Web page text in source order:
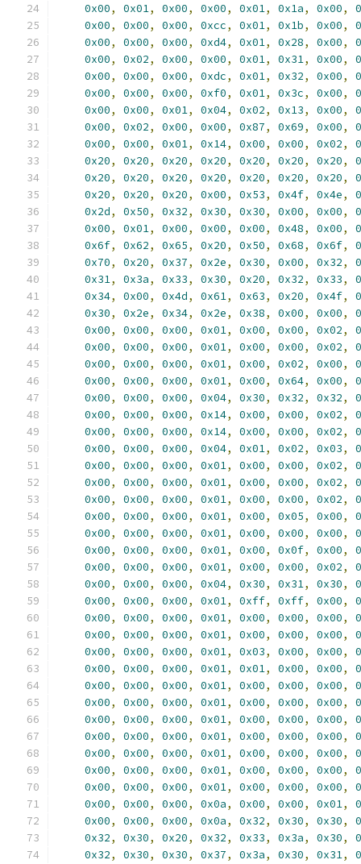
0x00, 0x01, 0x00, 0x00, 0x01, 0x1a, 0x00,
0x00, 0x00, 0x00, 0xcc, 0x01, 0x1b, 0x00,
0x00, 0x00, 0x00, 0xd4, 0x01, 0x28, 0x00,
0x00, 0x02, 0x00, 0x00, 0x01, 0x31, 0x00,
0x00, 0x00, 0x00, 0xdc, 0x01, 0x32, 0x00,
0x00, 0x00, 0x00, 0xf0, 0x01, 0x3c, 0x00,
0x00, 0x00, 0x01, 0x04, 0x02, 0x13, 0x00,
0x00, 0x02, 0x00, 0x00, 0x87, 0x69, 0x00,
0x00, 0x00, 0x01, 0x14, 0x00, 0x00, 0x02,
0x20, 0x20, 0x20, 0x20, 0x20, 0x20, 0x20,
0x20, 0x20, 0x20, 0x20, 0x20, 0x20, 0x20,
0x20, 0x20, 0x20, 0x00, 0x53, 0x4f, 0x4e,
0x2d, 0x50, 0x32, 0x30, 0x30, 0x00, 0x00,
0x00, 0x01, 0x00, 0x00, 0x00, 0x48, 0x00,
0x6f, 0x62, 0x65, 0x20, 0x50, 0x68, 0x6f,
0x70, 0x20, 0x37, 0x2e, 0x30, 0x00, 0x32,
0x31, 0x3a, 0x33, 0x30, 0x20, 0x32, 0x33,
0x34, 0x00, 0x4d, 0x61, 0x63, 0x20, 0x4f,
0x30, 0x2e, 0x34, 0x2e, 0x38, 0x00, 0x00,
0x00, 0x00, 0x00, 0x01, 0x00, 0x00, 0x02,
0x00, 0x00, 0x00, 0x01, 0x00, 0x00, 0x02,
0x00, 0x00, 0x00, 0x01, 0x00, 0x02, 0x00,
0x00, 0x00, 0x00, 0x01, 0x00, 0x64, 0x00,
0x00, 0x00, 0x00, 0x04, 0x30, 0x32, 0x32,
0x00, 0x00, 0x00, 0x14, 0x00, 0x00, 0x02,
0x00, 0x00, 0x00, 0x14, 0x00, 0x00, 0x02,
0x00, 0x00, 0x00, 0x04, 0x01, 0x02, 0x03,
0x00, 0x00, 0x00, 0x01, 0x00, 0x00, 0x02,
0x00, 0x00, 0x00, 0x01, 0x00, 0x00, 0x02,
0x00, 0x00, 0x00, 0x01, 0x00, 0x00, 0x02,
0x00, 0x00, 0x00, 0x01, 0x00, 0x05, 0x00,
0x00, 0x00, 0x00, 0x01, 0x00, 0x00, 0x00,
0x00, 0x00, 0x00, 0x01, 0x00, 0x0f, 0x00,
0x00, 0x00, 0x00, 0x01, 0x00, 0x00, 0x02,
0x00, 0x00, 0x00, 0x04, 0x30, 0x31, 0x30,
0x00, 0x00, 0x00, 0x01, 0xff, 0xff, 0x00,
0x00, 0x00, 0x00, 0x01, 0x00, 0x00, 0x00,
0x00, 0x00, 0x00, 0x01, 0x00, 0x00, 0x00,
0x00, 0x00, 0x00, 0x01, 0x03, 0x00, 0x00,
0x00, 0x00, 0x00, 0x01, 0x01, 0x00, 0x00,
0x00, 0x00, 0x00, 0x01, 0x00, 0x00, 0x00,
0x00, 0x00, 0x00, 0x01, 0x00, 0x00, 0x00,
0x00, 0x00, 0x00, 0x01, 0x00, 0x00, 0x00,
0x00, 0x00, 0x00, 0x01, 0x00, 0x00, 0x00,
0x00, 0x00, 0x00, 0x01, 0x00, 0x00, 0x00,
0x00, 0x00, 0x00, 0x01, 0x00, 0x00, 0x00,
0x00, 0x00, 0x00, 0x01, 0x00, 0x00, 0x00,
0x00, 0x00, 0x00, 0x0a, 0x00, 0x00, 0x01,
0x00, 0x00, 0x00, 0x0a, 0x32, 0x30, 0x30,
0x32, 0x30, 0x20, 0x32, 0x33, 0x3a, 0x30,
0x32, 0x30, 0x30, 0x37, 0x3a, 0x30, 0x31,